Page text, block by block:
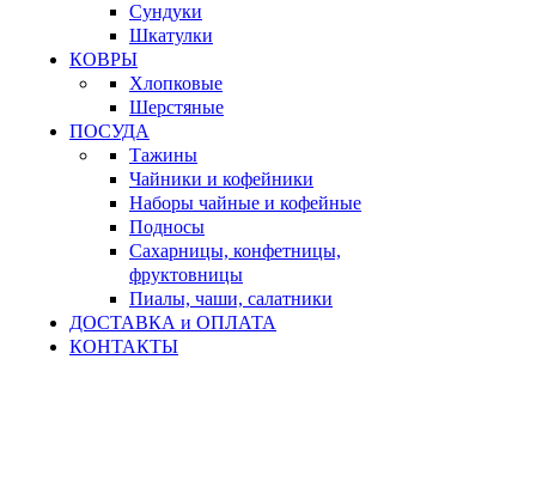
Сундуки
Шкатулки
КОВРЫ
Хлопковые
Шерстяные
ПОСУДА
Тажины
Чайники и кофейники
Наборы чайные и кофейные
Подносы
Сахарницы, конфетницы,
фруктовницы
Пиалы, чаши, салатники
ДОСТАВКА и ОПЛАТА
КОНТАКТЫ